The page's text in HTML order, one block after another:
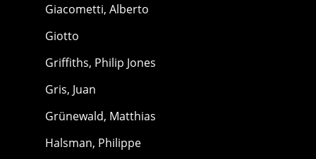
Giacometti, Alberto
Giotto
Griffiths, Philip Jones
Gris, Juan
Grünewald, Matthias
Halsman, Philippe